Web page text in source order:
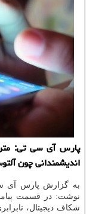
پارس آی سی تی: متن
اندیشمندانی چون
به گزارش پارس آی
نوشت: در قسمت
شکاف دیجیتال،